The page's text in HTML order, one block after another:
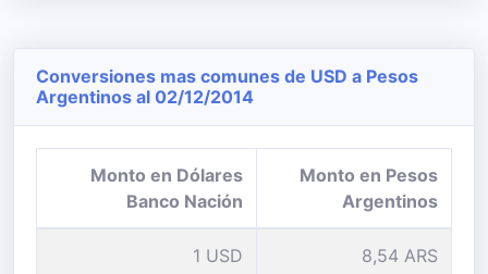
Conversiones mas comunes de USD a Pesos
Argentinos al 02/12/2014
Monto en Dólares
Banco Nación
Monto en Pesos
Argentinos
1 USD 8,54 ARS